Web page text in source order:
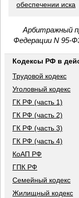
обеспечении иска
Арбитражный
Федерации N 95-
Кодексы РФ в
Трудовой кодекс
Уголовный кодекс
ГК РФ (часть 1)
ГК РФ (часть 2)
ГК РФ (часть 3)
ГК РФ (часть 4)
КоАП РФ
ГПК РФ
Семейный кодекс
Жилищный кодекс